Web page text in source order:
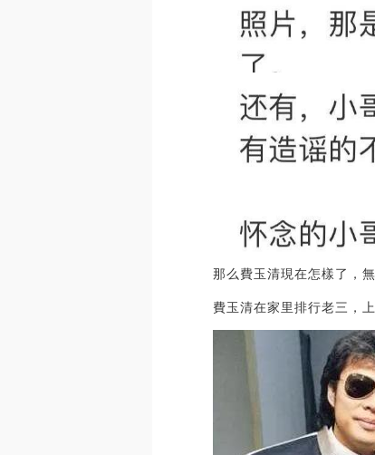
那么費玉清現在怎樣了，
費玉清在家里排行老三，